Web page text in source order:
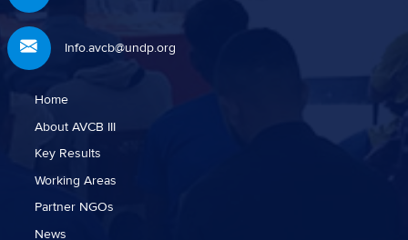
Info.avcb@undp.org
Home
About AVCB III
Key Results
Working Areas
Partner NGOs
News